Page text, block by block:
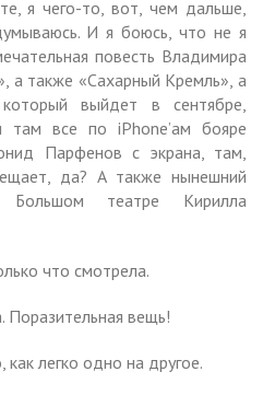
я чего-то, вот, чем дальше,
И я боюсь, что не я
повесть Владимира
а также «Сахарный Кремль», а
выйдет в сентябре,
там все по iPhone’ам бояре
Парфенов с экрана, там,
да? А также нынешний
театре Кирилла
что смотрела.
вещь!
легко одно на другое.